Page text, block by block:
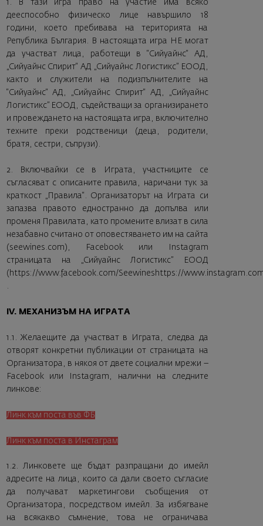
1. В тази игра право на участие има всяко
дееспособно физическо лице навършило 18
години, което пребивава на територията на
Република България. В настоящата игра НЕ могат
да участват лица, работещи в “Сийуайнс“ АД,
„Сийуайнс Спирит“ АД „Сийуайнс Логистикс” ЕООД,
както и служители на подизпълнителите на
“Сийуайнс“ АД, „Сийуайнс Спирит“ АД, „Сийуайнс
Логистикс” ЕООД, съдействащи за организирането
и провеждането на настоящата игра, включително
техните преки родственици (деца, родители,
братя, сестри, съпрузи).
2. Включвайки се в Играта, участниците се
съгласяват с описаните правила, наричани тук за
краткост „Правила“. Организаторът на Играта си
запазва правото едностранно да допълва или
променя Правилата, като промените влизат в сила
незабавно считано от оповестяването им на сайта
( seewines.com ), Facebook или Instagram
страницата на „Сийуайнс Логистикс” ЕООД
( https://www.facebook.com/Seewines https://
.
IV. МЕХАНИЗЪМ НА ИГРАТА
1.1. Желаещите да участват в Играта, следва да
отворят конкретни публикации от страницата на
Организатора, в някоя от двете социални мрежи –
Facebook или Instagram, налични на следните
линкове:
Линк към поста във ФБ
Линк към поста в Инстаграм
1.2. Линковете ще бъдат разпращани до имейл
адресите на лица, които са дали своето съгласие
да получават маркетингови съобщения от
Организатора, посредством имейл. За избягване
на всякакво съмнение, това не ограничава